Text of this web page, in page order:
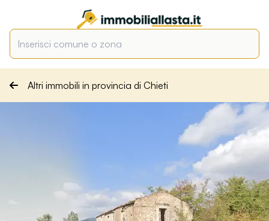
Altri immobili in provincia di Chieti